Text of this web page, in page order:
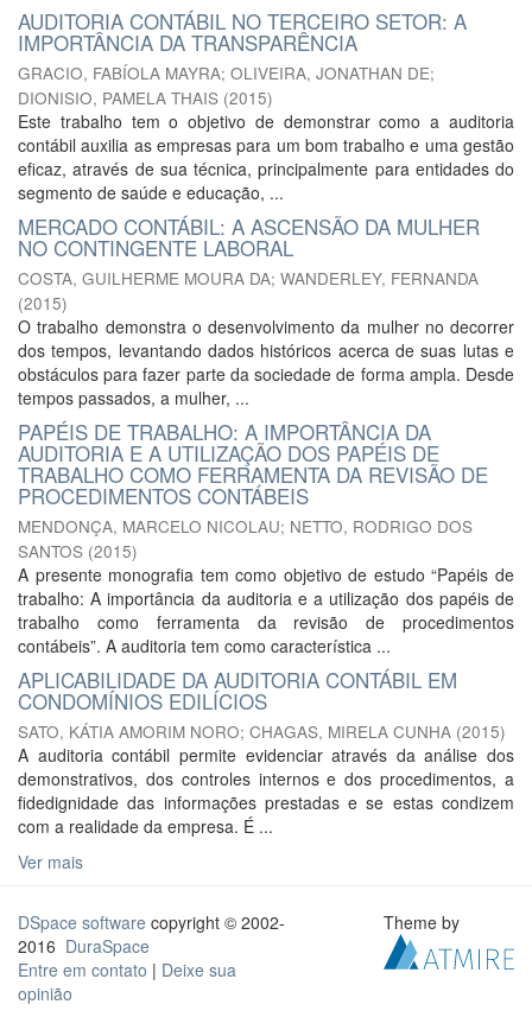
AUDITORIA CONTÁBIL NO TERCEIRO SETOR: A
IMPORTÂNCIA DA TRANSPARÊNCIA
GRACIO, FABÍOLA MAYRA; OLIVEIRA, JONATHAN DE;
DIONISIO, PAMELA THAIS (2015)
Este trabalho tem o objetivo de demonstrar como a auditoria
contábil auxilia as empresas para um bom trabalho e uma gestão
eficaz, através de sua técnica, principalmente para entidades do
segmento de saúde e educação, ...
MERCADO CONTÁBIL: A ASCENSÃO DA MULHER
NO CONTINGENTE LABORAL
COSTA, GUILHERME MOURA DA; WANDERLEY, FERNANDA
(2015)
O trabalho demonstra o desenvolvimento da mulher no decorrer
dos tempos, levantando dados históricos acerca de suas lutas e
obstáculos para fazer parte da sociedade de forma ampla. Desde
tempos passados, a mulher, ...
PAPÉIS DE TRABALHO: A IMPORTÂNCIA DA
AUDITORIA E A UTILIZAÇÃO DOS PAPÉIS DE
TRABALHO COMO FERRAMENTA DA REVISÃO DE
PROCEDIMENTOS CONTÁBEIS
MENDONÇA, MARCELO NICOLAU; NETTO, RODRIGO DOS
SANTOS (2015)
A presente monografia tem como objetivo de estudo “Papéis de
trabalho: A importância da auditoria e a utilização dos papéis de
trabalho como ferramenta da revisão de procedimentos
contábeis”. A auditoria tem como característica ...
APLICABILIDADE DA AUDITORIA CONTÁBIL EM
CONDOMÍNIOS EDILÍCIOS
SATO, KÁTIA AMORIM NORO; CHAGAS, MIRELA CUNHA (2015)
A auditoria contábil permite evidenciar através da análise dos
demonstrativos, dos controles internos e dos procedimentos, a
fidedignidade das informações prestadas e se estas condizem
com a realidade da empresa. É ...
Ver mais
DSpace software copyright © 2002-
2016 DuraSpace
Entre em contato | Deixe sua
opinião
Theme by